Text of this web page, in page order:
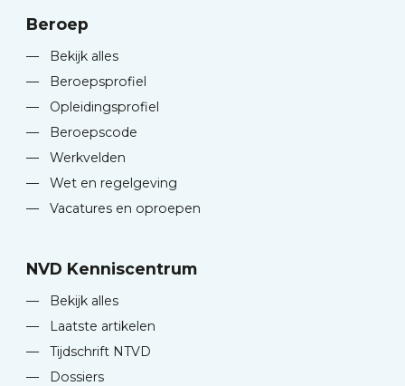
Beroep
—
Bekijk alles
—
Beroepsprofiel
—
Opleidingsprofiel
—
Beroepscode
—
Werkvelden
—
Wet en regelgeving
—
Vacatures en oproepen
NVD Kenniscentrum
—
Bekijk alles
—
Laatste artikelen
—
Tijdschrift NTVD
—
Dossiers